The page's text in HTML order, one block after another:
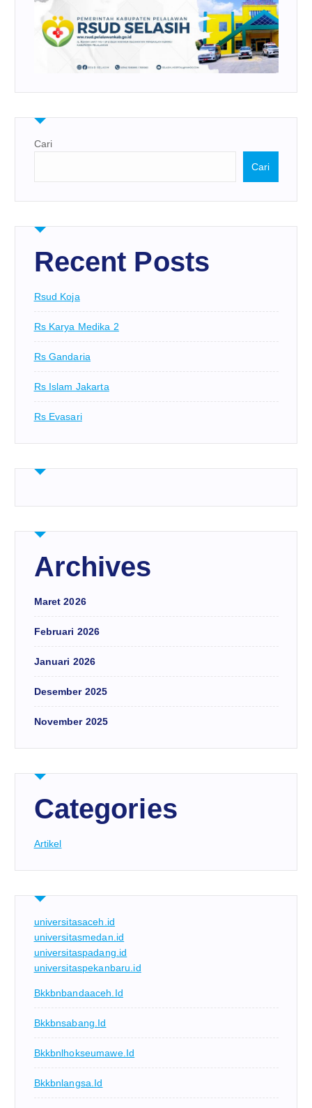
Cari
Cari
Recent Posts
Rsud Koja
Rs Karya Medika 2
Rs Gandaria
Rs Islam Jakarta
Rs Evasari
Archives
Maret 2026
Februari 2026
Januari 2026
Desember 2025
November 2025
Categories
Artikel
universitasaceh.id
universitasmedan.id
universitaspadang.id
universitaspekanbaru.id
Bkkbnbandaaceh.id
Bkkbnsabang.id
Bkkbnlhokseumawe.id
Bkkbnlangsa.id